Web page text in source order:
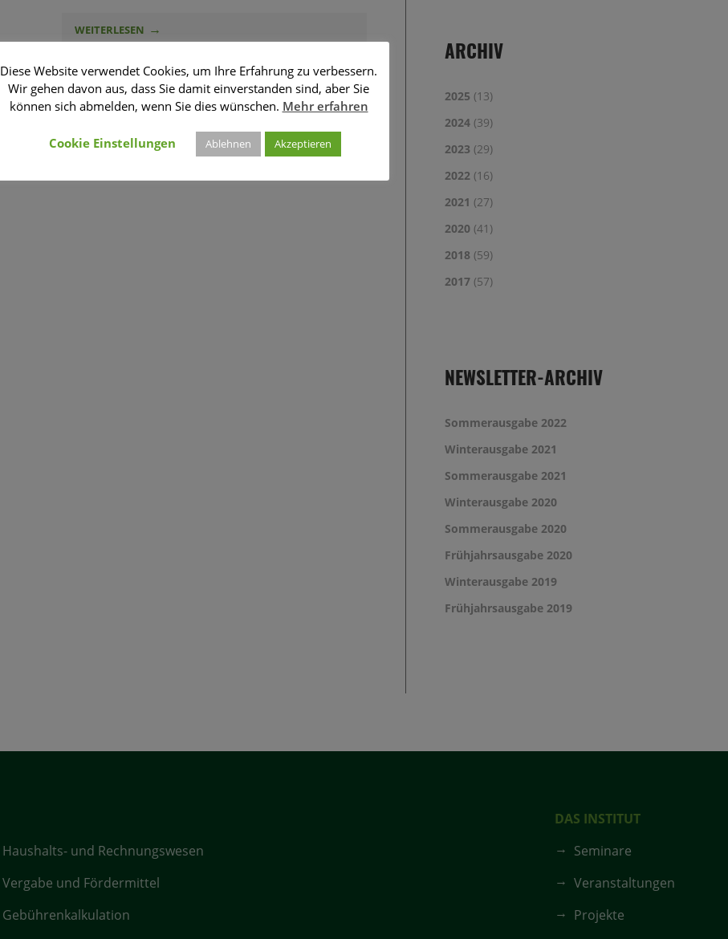
WEITERLESEN
ARCHIV
2025 (13)
2024 (39)
2023 (29)
2022 (16)
2021 (27)
2020 (41)
2018 (59)
2017 (57)
NEWSLETTER-ARCHIV
Sommerausgabe 2022
Winterausgabe 2021
Sommerausgabe 2021
Winterausgabe 2020
Sommerausgabe 2020
Frühjahrsausgabe 2020
Winterausgabe 2019
Frühjahrsausgabe 2019
Haushalts- und Rechnungswesen
Vergabe und Fördermittel
Gebührenkalkulation
DAS INSTITUT
Seminare
Veranstaltungen
Projekte
Diese Website verwendet Cookies, um Ihre Erfahrung zu verbessern.
Wir gehen davon aus, dass Sie damit einverstanden sind, aber Sie
können sich abmelden, wenn Sie dies wünschen. Mehr erfahren
Cookie Einstellungen Ablehnen Akzeptieren